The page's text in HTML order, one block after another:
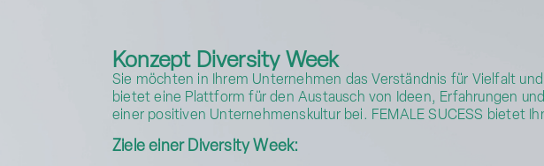
Konzept Diversity Week
Sie möchten in Ihrem Unternehmen das Verständnis für Vielfalt
bietet eine Plattform für den Austausch von Ideen, Erfahrungen
einer positiven Unternehmenskultur bei. FEMALE SUCESS bietet
Ziele einer Diversity Week: